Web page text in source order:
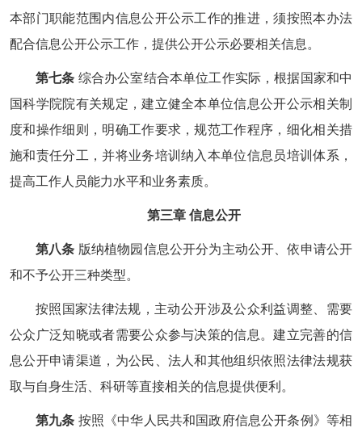
本部门职能范围内信息公开公示工作的推进，须按照本办法
配合信息公开公示工作，提供公开公示必要相关信息。
第七条 综合办公室结合本单位工作实际，根据国家和中
国科学院院有关规定，建立健全本单位信息公开公示相关制
度和操作细则，明确工作要求，规范工作程序，细化相关措
施和责任分工，并将业务培训纳入本单位信息员培训体系，
提高工作人员能力水平和业务素质。
第三章 信息公开
第八条 版纳植物园信息公开分为主动公开、依申请公开
和不予公开三种类型。
按照国家法律法规，主动公开涉及公众利益调整、需要
公众广泛知晓或者需要公众参与决策的信息。建立完善的信
息公开申请渠道，为公民、法人和其他组织依照法律法规获
取与自身生活、科研等直接相关的信息提供便利。
第九条 按照《中华人民共和国政府信息公开条例》等相